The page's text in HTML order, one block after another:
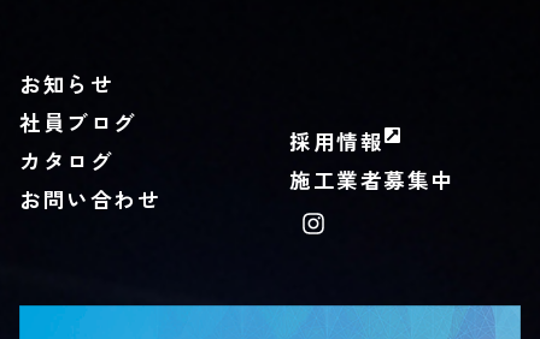
お知らせ
社員ブログ
カタログ
お問い合わせ
採用情報
施工業者募集中